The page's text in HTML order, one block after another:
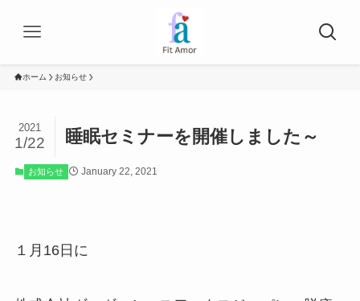
ホーム お知らせ
睡眠セミナーを開催しました～
2021
1/22
お知らせ January 22, 2021
１月16日に